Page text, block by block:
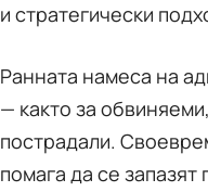
и стратегически
Ранната намеса на
— както за
пострадали.
помага да се запазят